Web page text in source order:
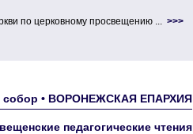
по церковному просвещению ... >>>
собор • ВОРОНЕЖСКАЯ ЕПАРХИЯ
педагогические чтения